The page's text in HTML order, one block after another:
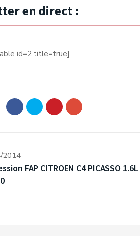
en direct :
id=2 title=true]
2014
FAP CITROEN C4 PICASSO 1.6L